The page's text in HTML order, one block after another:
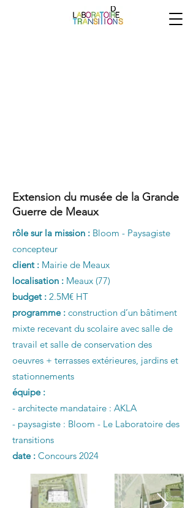
Extension du musée de la Grande
Guerre de Meaux
rôle sur la mission : Bloom - Paysagiste
concepteur
client : Mairie de Meaux
localisation : Meaux (77)
budget : 2.5M€ HT
programme : construction d’un bâtiment
mixte recevant du scolaire avec salle de
travail et salle de conservation des
oeuvres + terrasses extérieures, jardins et
stationnements
équipe :
- architecte mandataire : AKLA
- paysagiste : Bloom - Le Laboratoire des
transitions
date : Concours 2024